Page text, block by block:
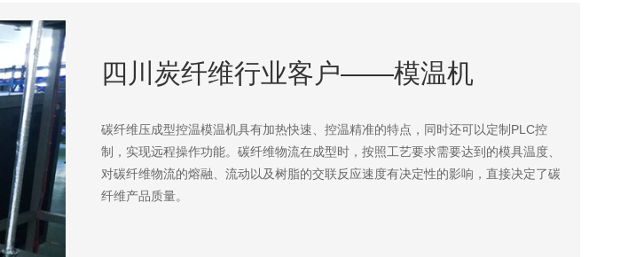
四川炭纤维行业客户——模温机
碳纤维压成型控温模温机具有加热快速、控温精准的特点，同时还可以定制PLC控
制，实现远程操作功能。碳纤维物流在成型时，按照工艺要求需要达到的模具温度、
对碳纤维物流的熔融、流动以及树脂的交联反应速度有决定性的影响，直接决定了碳
纤维产品质量。